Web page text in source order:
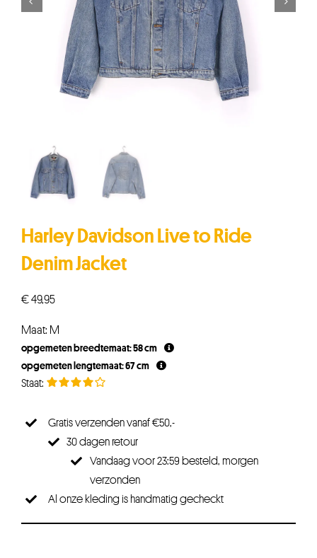
Harley Davidson Live to Ride
Denim Jacket
€49,95
Maat: M
opgemeten breedtemaat: 58 cm
opgemeten lengtemaat: 67 cm
Gratis verzenden vanaf €50,-
30 dagen retour
Vandaag voor 23:59 besteld, morgen
verzonden
Al onze kleding is handmatig gecheckt